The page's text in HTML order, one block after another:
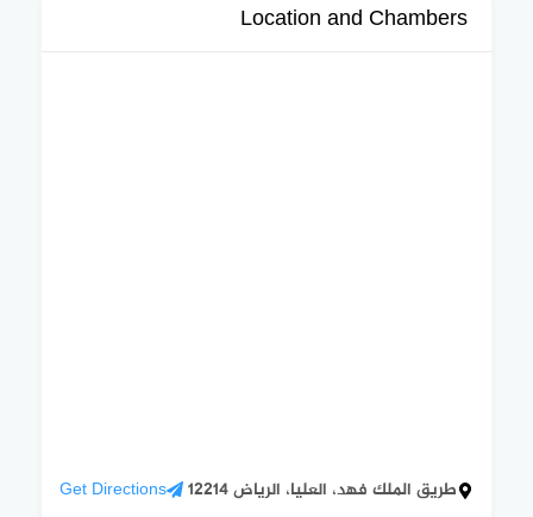
Location and Chambers
طريق الملك فهد، العليا، الرياض 12214 Get Directions